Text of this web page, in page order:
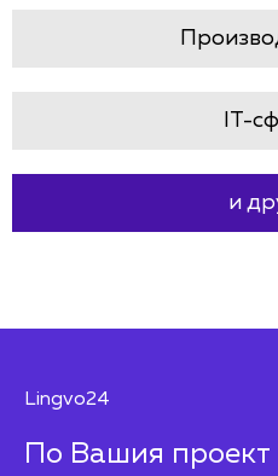
IT-
и
Lingvo24
По Вашия проект